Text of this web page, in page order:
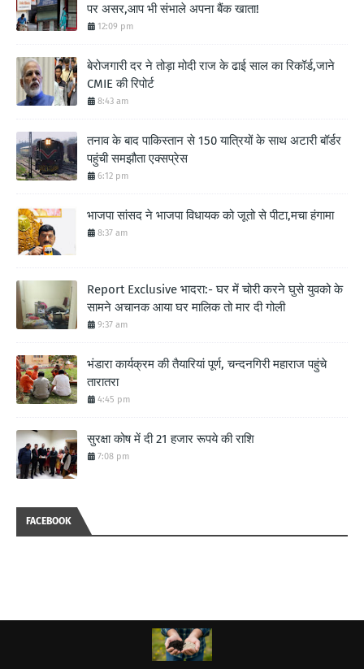
पर असर,आप भी संभाले अपना बैंक खाता!
12:09 pm
बेरोजगारी दर ने तोड़ा मोदी राज के ढाई साल का रिकॉर्ड,जाने
CMIE की रिपोर्ट
8:43 am
तनाव के बाद पाकिस्तान से 150 यात्रियों के साथ अटारी बॉर्डर
पहुंची समझौता एक्सप्रेस
6:12 pm
भाजपा सांसद ने भाजपा विधायक को जूतो से पीटा,मचा हंगामा
8:37 am
Report Exclusive भादरा:- घर में चोरी करने घुसे युवको के
सामने अचानक आया घर मालिक तो मार दी गोली
9:37 am
भंडारा कार्यक्रम की तैयारियां पूर्ण, चन्दनगिरी महाराज पहुंचे
तारातरा
4:45 pm
सुरक्षा कोष में दी 21 हजार रूपये की राशि
7:08 pm
FACEBOOK